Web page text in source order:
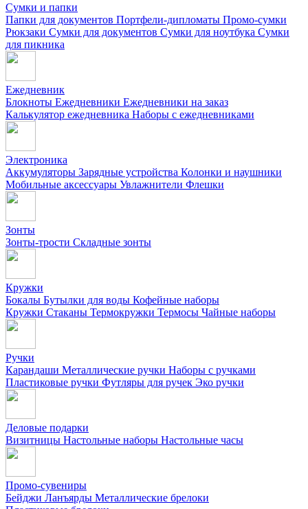
Сумки и папки
Папки для документов Портфели-дипломаты Промо-сумки
Рюкзаки Сумки для документов Сумки для ноутбука Сумки
для пикника
Ежедневник
Блокноты Ежедневники Ежедневники на заказ
Калькулятор ежедневника Наборы с ежедневниками
Электроника
Аккумуляторы Зарядные устройства Колонки и наушники
Мобильные аксессуары Увлажнители Флешки
Зонты
Зонты-трости Складные зонты
Кружки
Бокалы Бутылки для воды Кофейные наборы
Кружки Стаканы Термокружки Термосы Чайные наборы
Ручки
Карандаши Металлические ручки Наборы с ручками
Пластиковые ручки Футляры для ручек Эко ручки
Деловые подарки
Визитницы Настольные наборы Настольные часы
Промо-сувениры
Бейджи Ланъярды Металлические брелоки